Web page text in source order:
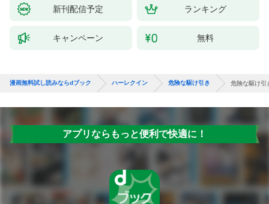
新刊配信予定 ランキング
キャンペーン 無料
漫画無料試し読みならdブック ハーレクイン 危険な駆け引き 危険な駆け引
アプリならもっと便利で快適に！